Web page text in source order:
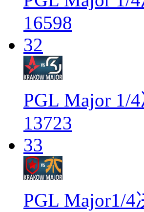
16598
32
PGL Major 1/
13723
33
PGL Major1/4